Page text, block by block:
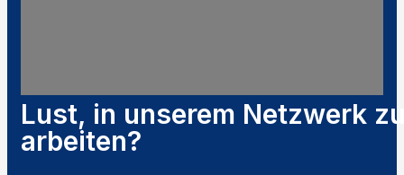
Lust, in unserem Netzwerk
arbeiten?